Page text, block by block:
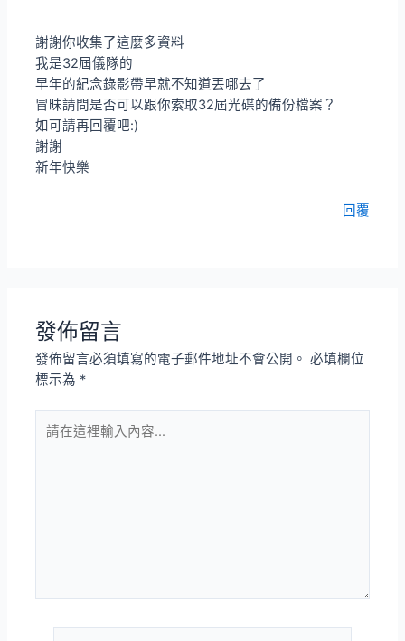
謝謝你收集了這麼多資料
我是32屆儀隊的
早年的紀念錄影帶早就不知道丟哪去了
冒昧請問是否可以跟你索取32屆光碟的備份檔案？
如可請再回覆吧:)
謝謝
新年快樂
回覆
發佈留言
發佈留言必須填寫的電子郵件地址不會公開。 必填欄位
標示為 *
在